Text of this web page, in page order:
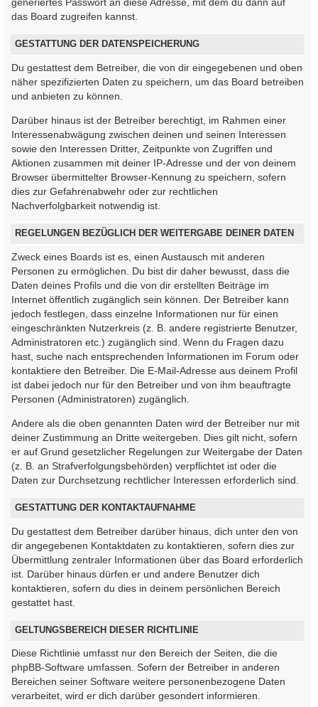
das Board zugreifen kannst.
GESTATTUNG DER DATENSPEICHERUNG
Du gestattest dem Betreiber, die von dir eingegebenen und oben
näher spezifizierten Daten zu speichern, um das Board betreiben
und anbieten zu können.
Darüber hinaus ist der Betreiber berechtigt, im Rahmen einer
Interessenabwägung zwischen deinen und seinen Interessen
sowie den Interessen Dritter, Zeitpunkte von Zugriffen und
Aktionen zusammen mit deiner IP-Adresse und der von deinem
Browser übermittelter Browser-Kennung zu speichern, sofern
dies zur Gefahrenabwehr oder zur rechtlichen
Nachverfolgbarkeit notwendig ist.
REGELUNGEN BEZÜGLICH DER WEITERGABE DEINER DATEN
Zweck eines Boards ist es, einen Austausch mit anderen
Personen zu ermöglichen. Du bist dir daher bewusst, dass die
Daten deines Profils und die von dir erstellten Beiträge im
Internet öffentlich zugänglich sein können. Der Betreiber kann
jedoch festlegen, dass einzelne Informationen nur für einen
eingeschränkten Nutzerkreis (z. B. andere registrierte Benutzer,
Administratoren etc.) zugänglich sind. Wenn du Fragen dazu
hast, suche nach entsprechenden Informationen im Forum oder
kontaktiere den Betreiber. Die E-Mail-Adresse aus deinem Profil
ist dabei jedoch nur für den Betreiber und von ihm beauftragte
Personen (Administratoren) zugänglich.
Andere als die oben genannten Daten wird der Betreiber nur mit
deiner Zustimmung an Dritte weitergeben. Dies gilt nicht, sofern
er auf Grund gesetzlicher Regelungen zur Weitergabe der Daten
(z. B. an Strafverfolgungsbehörden) verpflichtet ist oder die
Daten zur Durchsetzung rechtlicher Interessen erforderlich sind.
GESTATTUNG DER KONTAKTAUFNAHME
Du gestattest dem Betreiber darüber hinaus, dich unter den von
dir angegebenen Kontaktdaten zu kontaktieren, sofern dies zur
Übermittlung zentraler Informationen über das Board erforderlich
ist. Darüber hinaus dürfen er und andere Benutzer dich
kontaktieren, sofern du dies in deinem persönlichen Bereich
gestattet hast.
GELTUNGSBEREICH DIESER RICHTLINIE
Diese Richtlinie umfasst nur den Bereich der Seiten, die die
phpBB-Software umfassen. Sofern der Betreiber in anderen
Bereichen seiner Software weitere personenbezogene Daten
verarbeitet, wird er dich darüber gesondert informieren.